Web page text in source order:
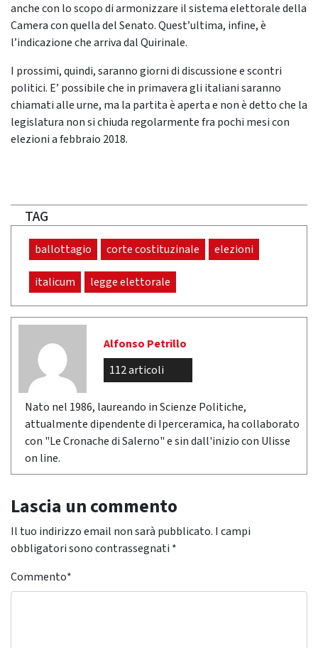
anche con lo scopo di armonizzare il sistema elettorale della
Camera con quella del Senato. Quest’ultima, infine, è
l’indicazione che arriva dal Quirinale.
I prossimi, quindi, saranno giorni di discussione e scontri
politici. E’ possibile che in primavera gli italiani saranno
chiamati alle urne, ma la partita è aperta e non è detto che la
legislatura non si chiuda regolarmente fra pochi mesi con
elezioni a febbraio 2018.
TAG
ballottagio corte costituzinale elezioni
italicum legge elettorale
Alfonso Petrillo
112 articoli
Nato nel 1986, laureando in Scienze Politiche,
attualmente dipendente di Iperceramica, ha collaborato
con "Le Cronache di Salerno" e sin dall'inizio con Ulisse
on line.
Lascia un commento
Il tuo indirizzo email non sarà pubblicato. I campi
obbligatori sono contrassegnati *
Commento*